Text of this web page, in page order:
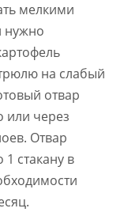
мелкими
нужно
на слабый
отвар
или через
Отвар
стакану в